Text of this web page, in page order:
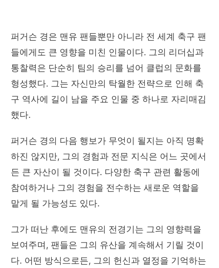
퍼거슨 경은 맨유 팬들뿐만 아니라 전 세계 축구 팬
들에게도 큰 영향을 미친 인물이다. 그의 리더십과
통찰력은 단순히 팀의 승리를 넘어 클럽의 문화를
형성했다. 그는 자신만의 탁월한 전략으로 인해 축
구 역사에 길이 남을 주요 인물 중 하나로 자리매김
했다.
퍼거슨 경의 다음 행보가 무엇이 될지는 아직 명확
하진 않지만, 그의 경험과 전문 지식은 어느 곳에서
든 큰 자산이 될 것이다. 다양한 축구 관련 활동에
참여하거나 그의 경험을 전수하는 새로운 역할을
맡게 될 가능성도 있다.
그가 떠난 후에도 맨유의 전경기는 그의 영향력을
보여주며, 팬들은 그의 유산을 계속해서 기릴 것이
다. 어떤 방식으로든, 그의 헌신과 열정을 기억하는